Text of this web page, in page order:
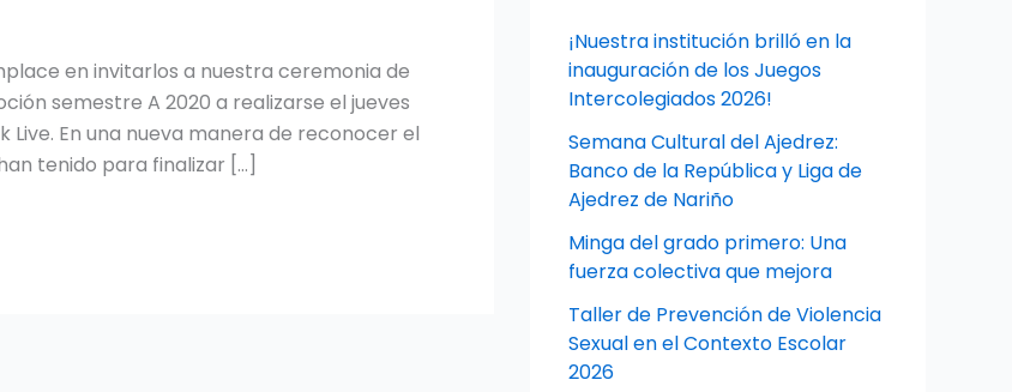
en invitarlos a nuestra ceremonia de
semestre A 2020 a realizarse el jueves
En una nueva manera de reconocer el
tenido para finalizar […]
¡Nuestra institución brilló en la
inauguración de los Juegos
Intercolegiados 2026!
Semana Cultural del Ajedrez:
Banco de la República y Liga de
Ajedrez de Nariño
Minga del grado primero: Una
fuerza colectiva que mejora
Taller de Prevención de Violencia
Sexual en el Contexto Escolar
2026